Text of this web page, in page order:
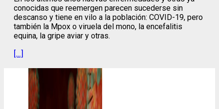
conocidas que reemergen parecen sucederse sin
descanso y tiene en vilo a la población: COVID-19, pero
también la Mpox o viruela del mono, la encefalitis
equina, la gripe aviar y otras.
[…]